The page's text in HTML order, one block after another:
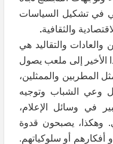
في تشكيل السياسات
والثقافية.
والعادات والتقاليد هي
الأخير إلى ملعب يصول
المطربين والممثلين،
وعي الشباب وتوجيه
في وسائل الإعلام،
وهكذا، يصبحون قدوة
أفكارهم أو سلوكياتهم.